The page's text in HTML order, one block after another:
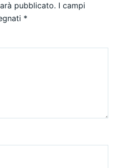
pubblicato. I campi
*